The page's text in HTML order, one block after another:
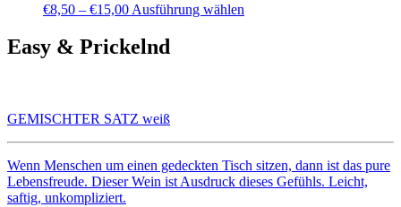
€8,50 – €15,00 Ausführung wählen
der
Produktseite
Easy & Prickelnd
GEMISCHTER SATZ weiß
Wenn Menschen um einen gedeckten Tisch sitzen, dann ist das pure
Lebensfreude. Dieser Wein ist Ausdruck dieses Gefühls. Leicht,
saftig, unkompliziert.